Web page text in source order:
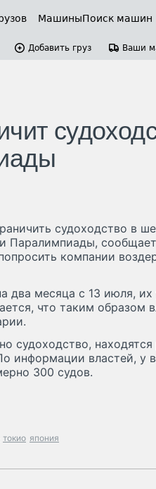
МашиныПоиск машин
Добавить груз Ваши
судоходство в
Паралимпиады,
компании
два месяца с 13 июля,
что таким образом
судоходство,
информации властей, у
300 судов.
токио япония